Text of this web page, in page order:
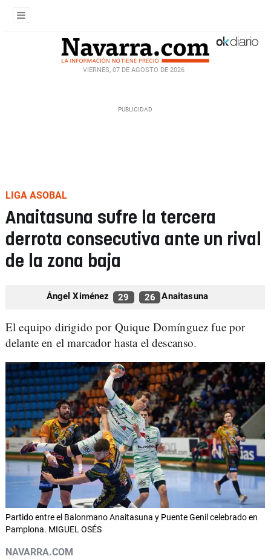
VIERNES, 07 DE AGOSTO DE 2026
LIGA ASOBAL
Anaitasuna sufre la tercera
derrota consecutiva ante un rival
de la zona baja
Ángel Ximénez 29 26 Anaitasuna
El equipo dirigido por Quique Domínguez fue por
delante en el marcador hasta el descanso.
Partido entre el Balonmano Anaitasuna y Puente Genil celebrado en
Pamplona. MIGUEL OSÉS
NAVARRA.COM